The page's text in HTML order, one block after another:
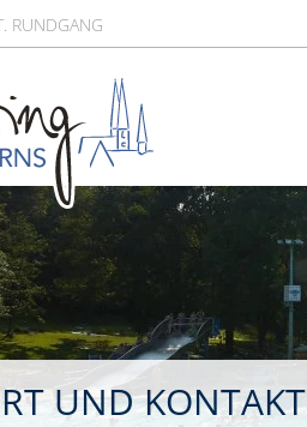
RUNDGANG
UND KONTAKT